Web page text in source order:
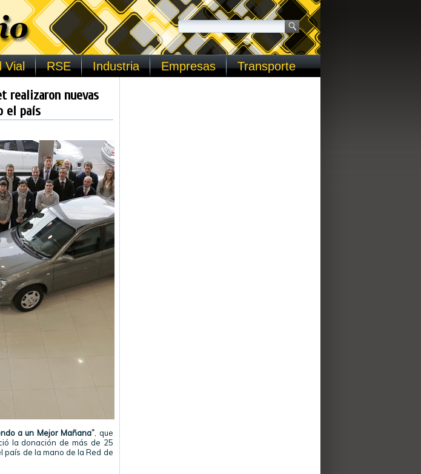
Vial RSE Industria Empresas Transporte
realizaron nuevas
el país
a un Mejor Mañana” , que
la donación de más de 25
de la mano de la Red de